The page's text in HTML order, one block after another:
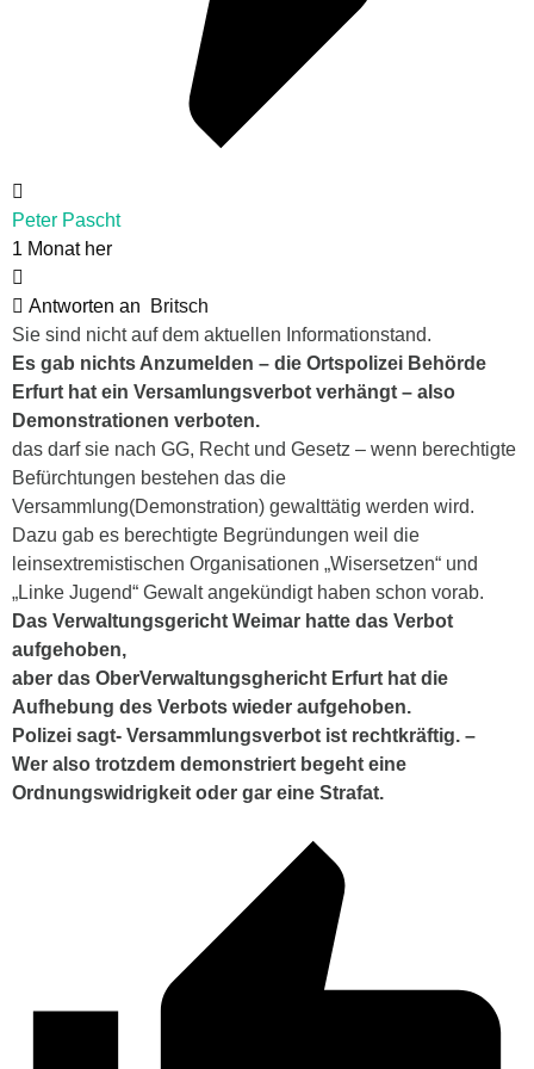
Peter Pascht
1 Monat her
Antworten an
Britsch
Sie sind nicht auf dem aktuellen Informationstand.
Es gab nichts Anzumelden – die Ortspolizei Behörde
Erfurt hat ein Versamlungsverbot verhängt – also
Demonstrationen verboten.
das darf sie nach GG, Recht und Gesetz – wenn berechtigte
Befürchtungen bestehen das die
Versammlung(Demonstration) gewalttätig werden wird.
Dazu gab es berechtigte Begründungen weil die
leinsextremistischen Organisationen „Wisersetzen“ und
„Linke Jugend“ Gewalt angekündigt haben schon vorab.
Das Verwaltungsgericht Weimar hatte das Verbot
aufgehoben,
aber das OberVerwaltungsghericht Erfurt hat die
Aufhebung des Verbots wieder aufgehoben.
Polizei sagt- Versammlungsverbot ist rechtkräftig. –
Wer also trotzdem demonstriert begeht eine
Ordnungswidrigkeit oder gar eine Strafat.